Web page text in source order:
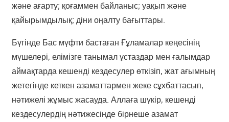
және ағарту; қоғаммен байланыс; уақып және
қайырымдылық; діни оңалту бағыттары.
Бүгінде Бас мүфти бастаған Ғұламалар кеңесінің
мүшелері, елімізге танымал ұстаздар мен ғалымдар
аймақтарда кешенді кездесулер өткізіп, жат ағымның
жетегінде кеткен азаматтармен жеке сұхбаттасып,
нәтижелі жұмыс жасауда. Аллаға шүкір, кешенді
кездесулердің нәтижесінде бірнеше азамат